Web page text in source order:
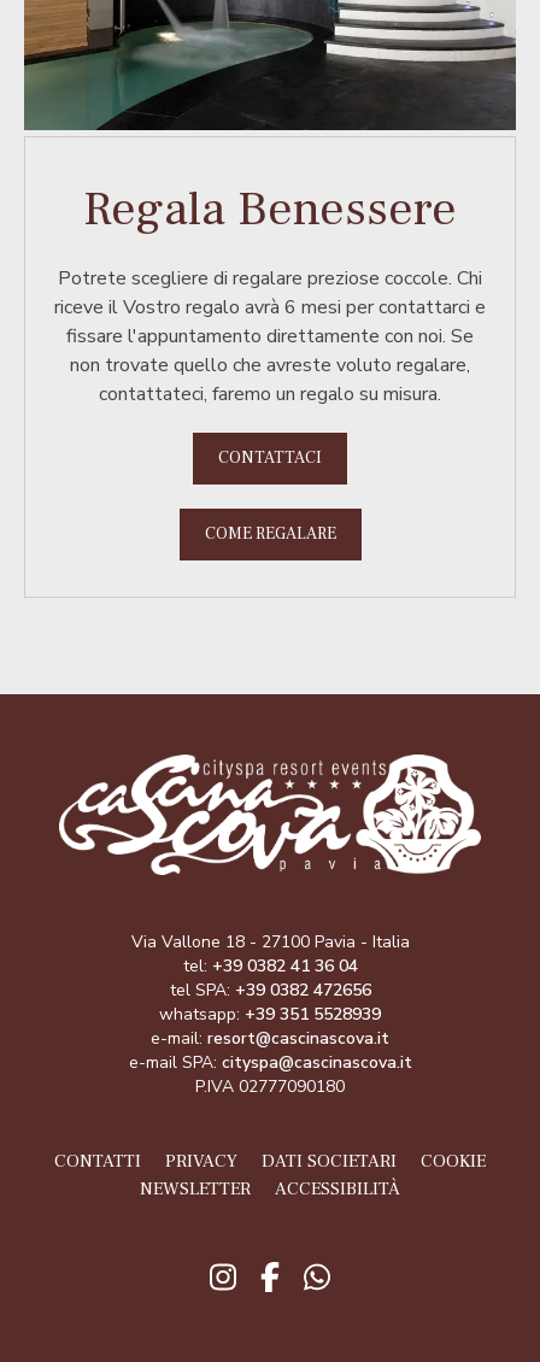
Regala Benessere
Potrete scegliere di regalare preziose coccole. Chi
riceve il Vostro regalo avrà 6 mesi per contattarci e
fissare l'appuntamento direttamente con noi. Se
non trovate quello che avreste voluto regalare,
contattateci, faremo un regalo su misura.
CONTATTACI
COME REGALARE
Via Vallone 18 - 27100 Pavia - Italia
tel: +39 0382 41 36 04
tel SPA: +39 0382 472656
whatsapp: +39 351 5528939
e-mail: resort@cascinascova.it
e-mail SPA: cityspa@cascinascova.it
P.IVA 02777090180
CONTATTI PRIVACY DATI SOCIETARI
COOKIE
NEWSLETTER
ACCESSIBILITÀ